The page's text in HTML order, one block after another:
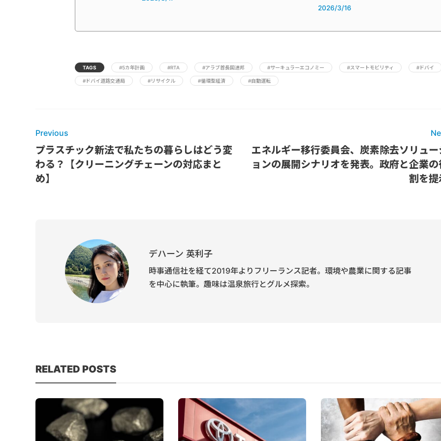
2026/3/16
TAGS #5カ年計画 #RTA #アラブ首長国連邦 #サーキュラーエコノミー #スマートモビリティ #ドバイ
#ドバイ道路交通局 #リサイクル #循環型経済 #自動運転
Previous
プラスチック新法で私たちの暮らしはどう変
わる？【クリーニングチェーンの対応まと
め】
エネルギー移行委員会、炭素除去ソリュー
ョンの展開シナリオを発表。政府と企業の
割を提
デハーン 英利子
時事通信社を経て2019年よりフリーランス記者。環境や農業に関する記事
を中心に執筆。趣味は温泉旅行とグルメ探索。
RELATED POSTS